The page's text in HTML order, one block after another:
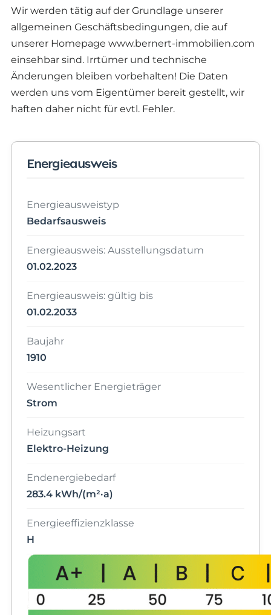
Wir werden tätig auf der Grundlage unserer
allgemeinen Geschäftsbedingungen, die auf
unserer Homepage www.bernert-immobilien.com
einsehbar sind. Irrtümer und technische
Änderungen bleiben vorbehalten! Die Daten
werden uns vom Eigentümer bereit gestellt, wir
haften daher nicht für evtl. Fehler.
Energieausweis
Energieausweistyp
Bedarfsausweis
Energieausweis: Ausstellungsdatum
01.02.2023
Energieausweis: gültig bis
01.02.2033
Baujahr
1910
Wesentlicher Energieträger
Strom
Heizungsart
Elektro-Heizung
Endenergiebedarf
283.4 kWh/(m²·a)
Energieeffizienzklasse
H